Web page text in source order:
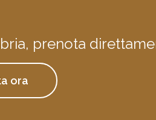
prenota
ora